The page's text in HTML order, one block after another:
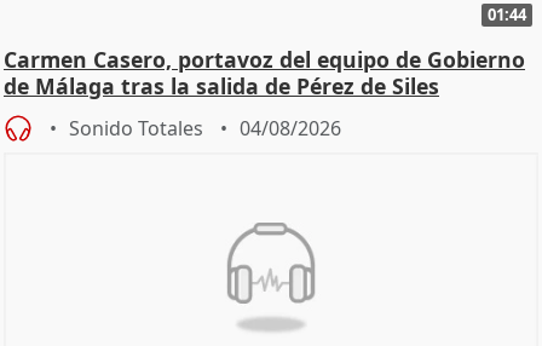
01:44
Carmen Casero, portavoz del equipo de Gobierno
de Málaga tras la salida de Pérez de Siles
Sonido Totales 04/08/2026